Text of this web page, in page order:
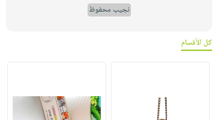
نجيب محفوظ
كل الأقسام